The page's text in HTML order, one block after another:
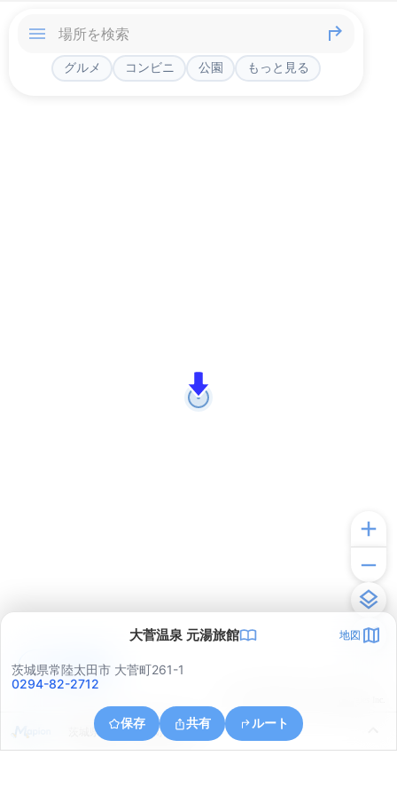
グルメ コンビニ 公園 もっと見る
大菅温泉 元湯旅館 地図
茨城県常陸太田市 大菅町261-1
0294-82-2712
保存 共有 ルート
茨城県日立市十王町黒坂
アプリで見る